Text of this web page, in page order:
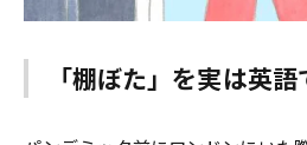
「棚ぼた」を実は英語